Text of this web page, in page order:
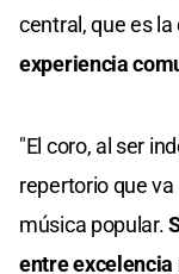
central, que es la
experiencia
"El coro, al ser
repertorio que
música popular.
entre